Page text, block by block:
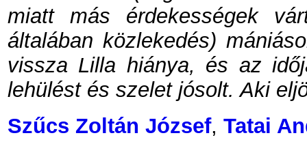
miatt más érdekességek
általában közlekedés)
vissza Lilla hiánya, és az
lehülést és szelet jósolt. Aki
Szűcs Zoltán József, Tatai